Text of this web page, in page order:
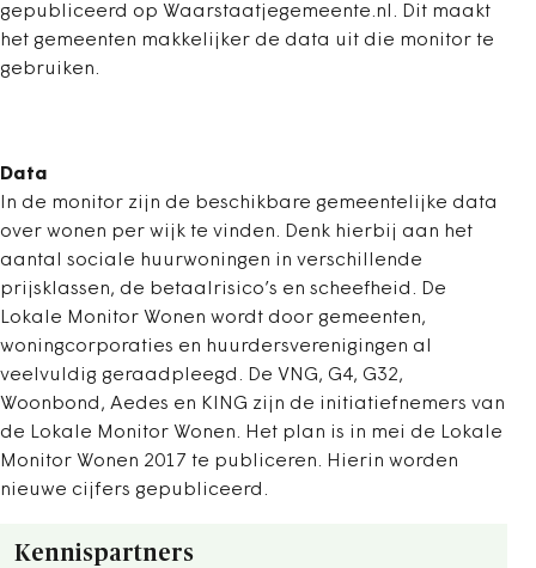
gepubliceerd op Waarstaatjegemeente.nl. Dit maakt
het gemeenten makkelijker de data uit die monitor te
gebruiken.
Data
In de monitor zijn de beschikbare gemeentelijke data
over wonen per wijk te vinden. Denk hierbij aan het
aantal sociale huurwoningen in verschillende
prijsklassen, de betaalrisico’s en scheefheid. De
Lokale Monitor Wonen wordt door gemeenten,
woningcorporaties en huurdersverenigingen al
veelvuldig geraadpleegd. De VNG, G4, G32,
Woonbond, Aedes en KING zijn de initiatiefnemers van
de Lokale Monitor Wonen. Het plan is in mei de Lokale
Monitor Wonen 2017 te publiceren. Hierin worden
nieuwe cijfers gepubliceerd.
Kennispartners